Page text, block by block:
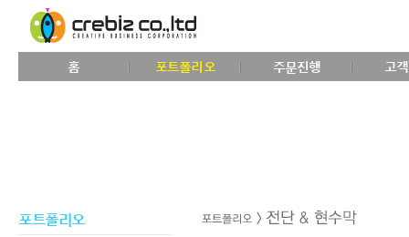
홈 포트폴리오 주문진행 고
포트폴리오
Sketchbook5, 스케치북5
Sketchbook5, 스케치북5